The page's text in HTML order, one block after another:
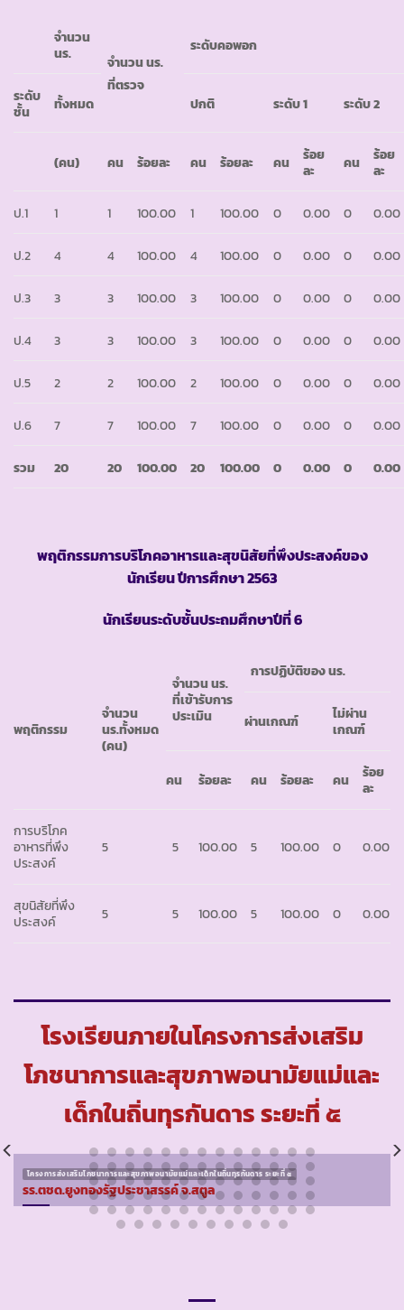
จำนวน
นร.
จำนวน นร.
ที่ตรวจ
ระดับคอพอก
ระดับ
ชั้น
ทั้งหมด ปกติ ระดับ1 ระดับ2
(คน) คน ร้อยละ คน ร้อยละ คน
ร้อย
ละ
คน
ร้อย
ละ
ป.1 1 1 100.00 1 100.00 0 0.00 0 0.00
ป.2 4 4 100.00 4 100.00 0 0.00 0 0.00
ป.3 3 3 100.00 3 100.00 0 0.00 0 0.00
ป.4 3 3 100.00 3 100.00 0 0.00 0 0.00
ป.5 2 2 100.00 2 100.00 0 0.00 0 0.00
ป.6 7 7 100.00 7 100.00 0 0.00 0 0.00
รวม 20 20 100.00 20 100.00 0 0.00 0 0.00
พฤติกรรมการบริโภคอาหารและสุขนิสัยที่พึงประสงค์ของ
นักเรียน ปีการศึกษา2563
นักเรียนระดับชั้นประถมศึกษาปีที่ 6
พฤติกรรม
จำนวน
นร.ทั้งหมด
(คน)
จำนวน นร.
ที่เข้ารับการ
ประเมิน
การปฏิบัติของ นร.
ผ่านเกณฑ์
ไม่ผ่าน
เกณฑ์
คน ร้อยละ คน ร้อยละ คน
ร้อย
ละ
การบริโภค
อาหารที่พึง
ประสงค์
5 5 100.00 5 100.00 0 0.00
สุขนิสัยที่พึง
ประสงค์
5 5 100.00 5 100.00 0 0.00
โรงเรียนภายในโครงการส่งเสริม
โภชนาการและสุขภาพอนามัยแม่และ
เด็กในถิ่นทุรกันดาร ระยะที่ ๕
โครงการส่งเสริมโภชนาการและสุขภาพอนามัยแม่และเด็กในถิ่นทุรกันดาร ระยะที่ ๕
รร.ตชด.ยูงทองรัฐประชาสรรค์ จ.สตูล